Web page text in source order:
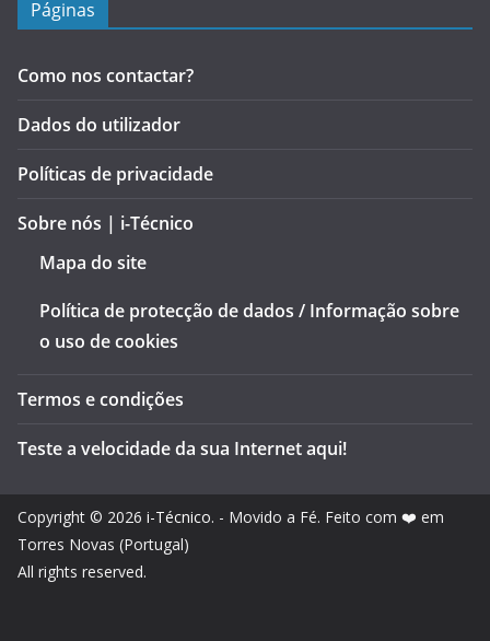
Páginas
Como nos contactar?
Dados do utilizador
Políticas de privacidade
Sobre nós | i-Técnico
Mapa do site
Política de protecção de dados / Informação sobre
o uso de cookies
Termos e condições
Teste a velocidade da sua Internet aqui!
Copyright © 2026 i-Técnico. - Movido a Fé. Feito com ❤️ em
Torres Novas (Portugal)
All rights reserved.